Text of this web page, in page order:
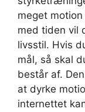
meget
med tiden vil
livsstil. Hvis
mål, så skal
består af.
at dyrke
internettet